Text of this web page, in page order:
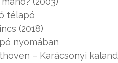
télapó
(2018)
nyomában
– Karácsonyi kaland